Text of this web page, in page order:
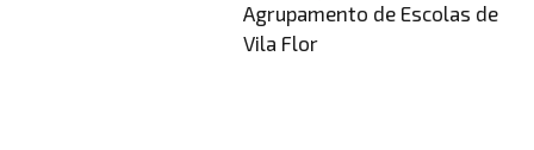
Agrupamento de Escolas de
Vila Flor